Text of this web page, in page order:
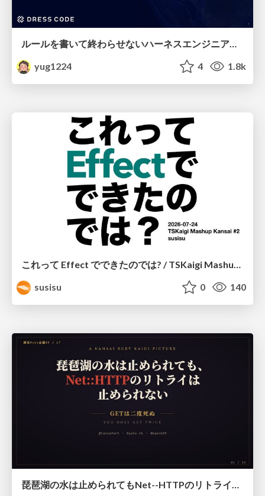
ルールを書いて終わらせないハーネスエンジニアリング
yug1224
4 1.8k
susisu
0 140
琵琶湖の水は止められてもNet--HTTPのリトライは止められない / You might be able to stop the water flow of Lake Biwa but you can't stop Net::HTTP retries